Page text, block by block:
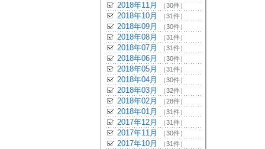
2018年11月 （30件）
2018年10月 （31件）
2018年09月 （30件）
2018年08月 （31件）
2018年07月 （31件）
2018年06月 （30件）
2018年05月 （31件）
2018年04月 （30件）
2018年03月 （32件）
2018年02月 （28件）
2018年01月 （31件）
2017年12月 （31件）
2017年11月 （30件）
2017年10月 （31件）